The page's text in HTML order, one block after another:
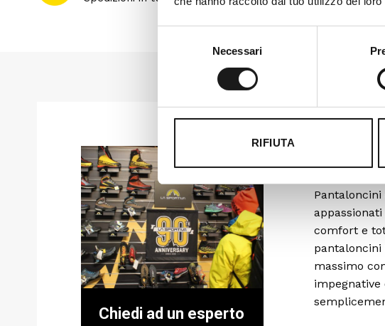
Necessari
RIFIUTA
Chiedi ad un esperto
comfort e
pantaloncini
massimo
impegnative